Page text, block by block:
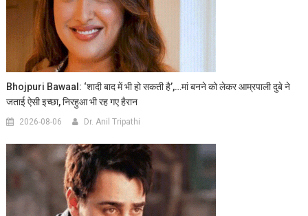
Bhojpuri Bawaal: ‘शादी बाद में भी हो सकती है’,…मां बनने को लेकर आम्रपाली दुबे ने
जताई ऐसी इच्छा, निरहुआ भी रह गए हैरान
2026-08-06 Dr. Anil Tripathi